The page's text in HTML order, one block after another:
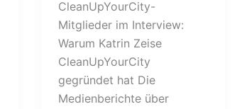
CleanUpYourCity-
Mitglieder im Interview:
Warum Katrin Zeise
CleanUpYourCity
gegründet hat Die
Medienberichte über